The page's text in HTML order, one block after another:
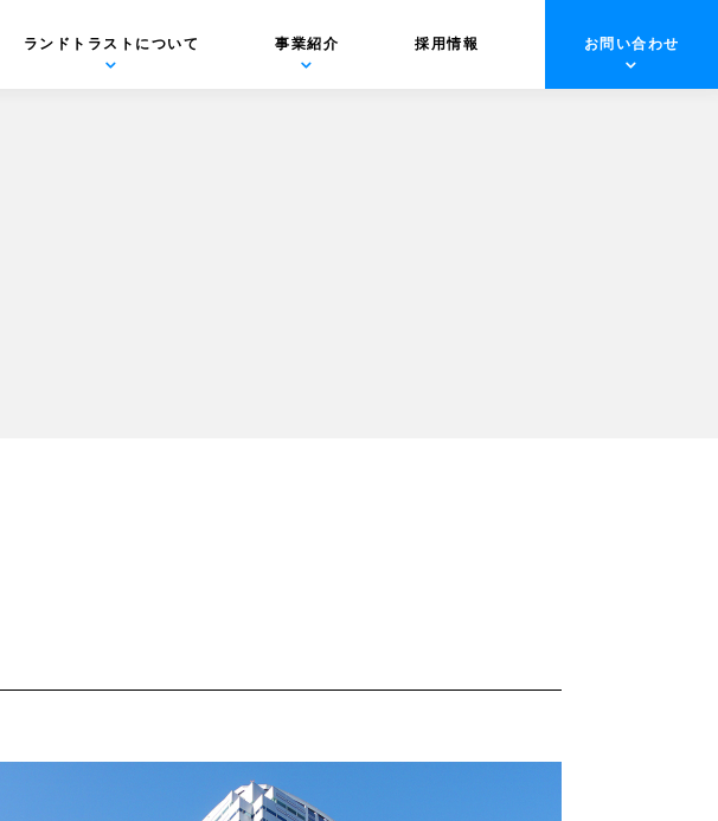
ランドトラストについて 事業紹介 採用情報 お問い合わせ